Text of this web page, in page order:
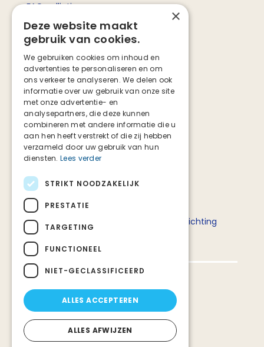
FAQ palliatieve zorg
Betekenis palliatieve zorg
Social media
Facebook
Instagram
TikTok
Deze website is tot stand gekomen in
samenwerking met het ministerie van
Volksgezondheid, Welzijn en Sport en Stichting
Palliatieve Zorg Nederland.
Privacy en veiligheid
Over deze website
Over Stichting PZNL
Contact
×
Deze website maakt
gebruik van cookies.
We gebruiken cookies om inhoud en
advertenties te personaliseren en om
ons verkeer te analyseren. We delen ook
informatie over uw gebruik van onze site
met onze advertentie- en
analysepartners, die deze kunnen
combineren met andere informatie die u
aan hen heeft verstrekt of die zij hebben
verzameld door uw gebruik van hun
diensten. Lees verder
STRIKT NOODZAKELIJK
PRESTATIE
TARGETING
FUNCTIONEEL
NIET-GECLASSIFICEERD
ALLES ACCEPTEREN
ALLES AFWIJZEN